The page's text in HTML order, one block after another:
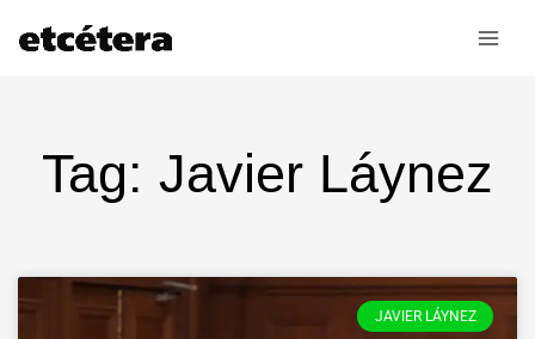
Tag: Javier Láynez
JAVIER LÁYNEZ